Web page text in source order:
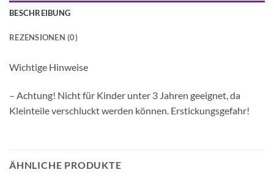
BESCHREIBUNG
REZENSIONEN (0)
Wichtige Hinweise
– Achtung! Nicht für Kinder unter 3 Jahren geeignet, da
Kleinteile verschluckt werden können. Erstickungsgefahr!
ÄHNLICHE PRODUKTE